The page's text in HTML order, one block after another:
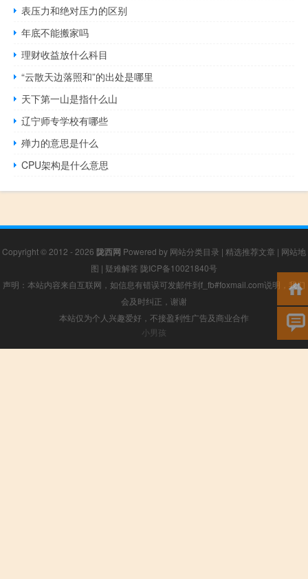
表压力和绝对压力的区别
年底不能搬家吗
理财收益放什么科目
“云散天边落照和”的出处是哪里
天下第一山是指什么山
辽宁师专学校有哪些
殚力的意思是什么
CPU架构是什么意思
Copyright © 2012 - 2026 陇西网 Powered by 网站分类目录 | 精选推荐文章 | 网站地
图 | 疑难解答 陇ICP备10021840号
声明：本站内容来自互联网，如信息有错误可发邮件到f_fb#foxmail.com说明，我们
会及时纠正，谢谢
本站仅为个人兴趣爱好，不接盈利性广告及商业合作
小男孩